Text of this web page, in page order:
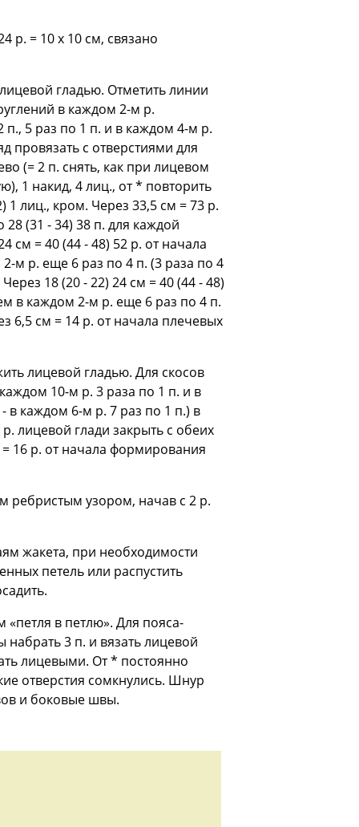
р. = 10 х 10 см, связано
гладью. Отметить линии
в каждом 2-м р.
п., 5 раз по 1 п. и в каждом 4-м р.
провязать с отверстиями для
(= 2 п. снять, как при лицевом
1 накид, 4 лиц., от * повторить
1 лиц., кром. Через 33,5 см = 73 р.
(31 - 34) 38 п. для каждой
см = 40 (44 - 48) 52 р. от начала
м р. еще 6 раз по 4 п. (3 раза по 4
18 (20 - 22) 24 см = 40 (44 - 48)
в каждом 2-м р. еще 6 раз по 4 п.
6,5 см = 14 р. от начала плечевых
лицевой гладью. Для скосов
10-м р. 3 раза по 1 п. и в
в каждом 6-м р. 7 раз по 1 п.) в
лицевой глади закрыть с обеих
16 р. от начала формирования
ребристым узором, начав с 2 р.
жакета, при необходимости
петель или распустить
в петлю». Для пояса-
3 п. и вязать лицевой
лицевыми. От * постоянно
отверстия сомкнулись. Шнур
и боковые швы.